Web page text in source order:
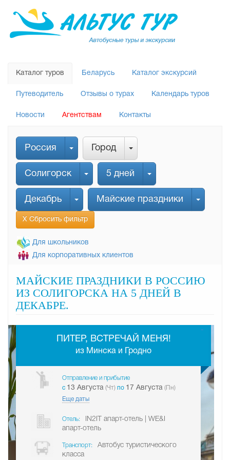
Каталог туров Беларусь Каталог экскурсий
Путеводитель Отзывы о турах Календарь туров
Новости Агентствам Контакты
Россия Город
Солигорск 5 дней
Декабрь Майские праздники
Х Сбросить фильтр
Для школьников
Для корпоративных клиентов
МАЙСКИЕ ПРАЗДНИКИ В РОССИЮ
ИЗ СОЛИГОРСКА НА 5 ДНЕЙ В
ДЕКАБРЕ.
ПИТЕР, ВСТРЕЧАЙ МЕНЯ!
из Минска и Гродно
Отправление и прибытие
c 13 Августа (Чт) по 17 Августа (Пн)
Еще даты
Отель:
IN2IT апарт-отель | WE&I
апарт-отель
Транспорт:
Автобус туристического
класса
-